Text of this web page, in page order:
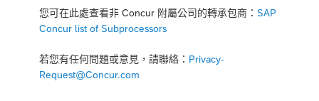
您可在此處查看非 Concur 附屬公司的轉承包商： SAP
Concur list of Subprocessors
若您有任何問題或意見，請聯絡： Privacy-
Request@Concur.com